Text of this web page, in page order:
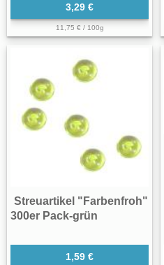
3,29 €
11,75 € / 100g
Streuartikel "Farbenfroh"
300er Pack-grün
1,59 €